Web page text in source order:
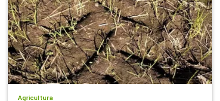
Agricultura